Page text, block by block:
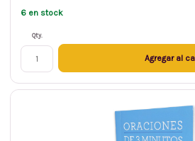
6 en stock
Qty.
Agregar al